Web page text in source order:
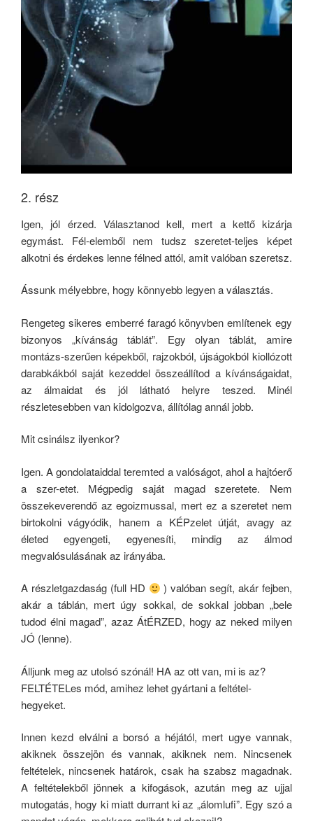
2. rész
Igen, jól érzed. Választanod kell, mert a kettő kizárja
egymást. Fél-elemből nem tudsz szeretet-teljes képet
alkotni és érdekes lenne félned attól, amit valóban szeretsz.
Ássunk mélyebbre, hogy könnyebb legyen a választás.
Rengeteg sikeres emberré faragó könyvben említenek egy
bizonyos „kívánság táblát”. Egy olyan táblát, amire
montázs-szerűen képekből, rajzokból, újságokból kiollózott
darabkákból saját kezeddel összeállítod a kívánságaidat,
az álmaidat és jól látható helyre teszed. Minél
részletesebben van kidolgozva, állítólag annál jobb.
Mit csinálsz ilyenkor?
Igen. A gondolataiddal teremted a valóságot, ahol a hajtóerő
a szer-etet. Mégpedig saját magad szeretete. Nem
összekeverendő az egoizmussal, mert ez a szeretet nem
birtokolni vágyódik, hanem a KÉPzelet útját, avagy az
életed egyengeti, egyenesíti, mindig az álmod
megvalósulásának az irányába.
A részletgazdaság (full HD
) valóban segít, akár fejben,
akár a táblán, mert úgy sokkal, de sokkal jobban „bele
tudod élni magad”, azaz ÁtÉRZED, hogy az neked milyen
JÓ (lenne).
Álljunk meg az utolsó szónál! HA az ott van, mi is az?
FELTÉTELes mód, amihez lehet gyártani a feltétel-
hegyeket.
Innen kezd elválni a borsó a héjától, mert ugye vannak,
akiknek összejön és vannak, akiknek nem. Nincsenek
feltételek, nincsenek határok, csak ha szabsz magadnak.
A feltételekből jönnek a kifogások, azután meg az ujjal
mutogatás, hogy ki miatt durrant ki az „álomlufi”. Egy szó a